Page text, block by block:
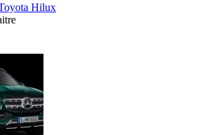
Hilux